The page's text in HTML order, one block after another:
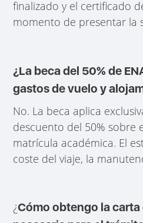
finalizado y el certificado
momento de presentar la
¿La beca del 50% de
gastos de vuelo y
No. La beca aplica
descuento del 50% sobre
matrícula académica. El
coste del viaje, la
¿Cómo obtengo la